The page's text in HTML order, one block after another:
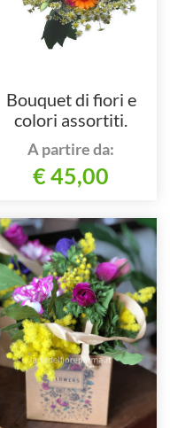
Bouquet di fiori e
colori assortiti.
A partire da:
€ 45,00